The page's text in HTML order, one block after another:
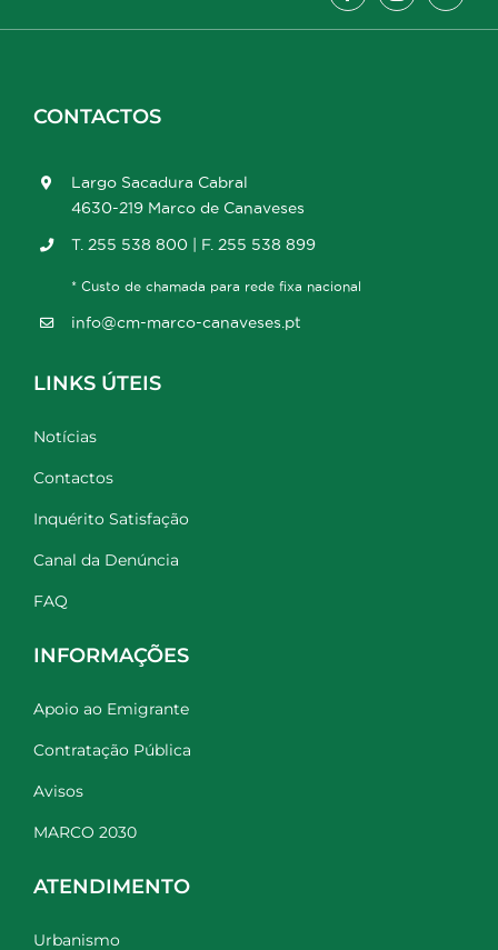
CONTACTOS
Largo Sacadura Cabral
4630-219 Marco de Canaveses
T. 255 538 800 | F. 255 538 899
* Custo de chamada para rede fixa nacional
info@cm-marco-canaveses.pt
LINKS ÚTEIS
Notícias
Contactos
Inquérito Satisfação
Canal da Denúncia
FAQ
INFORMAÇÕES
Apoio ao Emigrante
Contratação Pública
Avisos
MARCO 2030
ATENDIMENTO
Urbanismo